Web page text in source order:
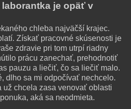
je opäť v
chleba najväčší krajec.
Získať pracovné skúsenosti je
zdravie pri tom utrpí riadny
prácu zanechať, prehodnotiť
pauzu a liečiť, čo sa liečiť malo.
dlho sa mi odpočívať nechcelo.
už chcela zasa venovať oblasti
aká sa neodmieta.